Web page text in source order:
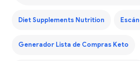
Diet Supplements Nutrition
Generador Lista de Compras Keto